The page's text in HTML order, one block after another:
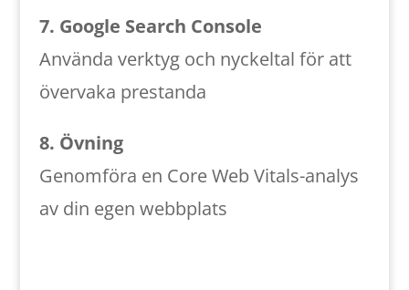
7. Google Search Console
Använda verktyg och nyckeltal för att
övervaka prestanda
8. Övning
Genomföra en Core Web Vitals-analys
av din egen webbplats